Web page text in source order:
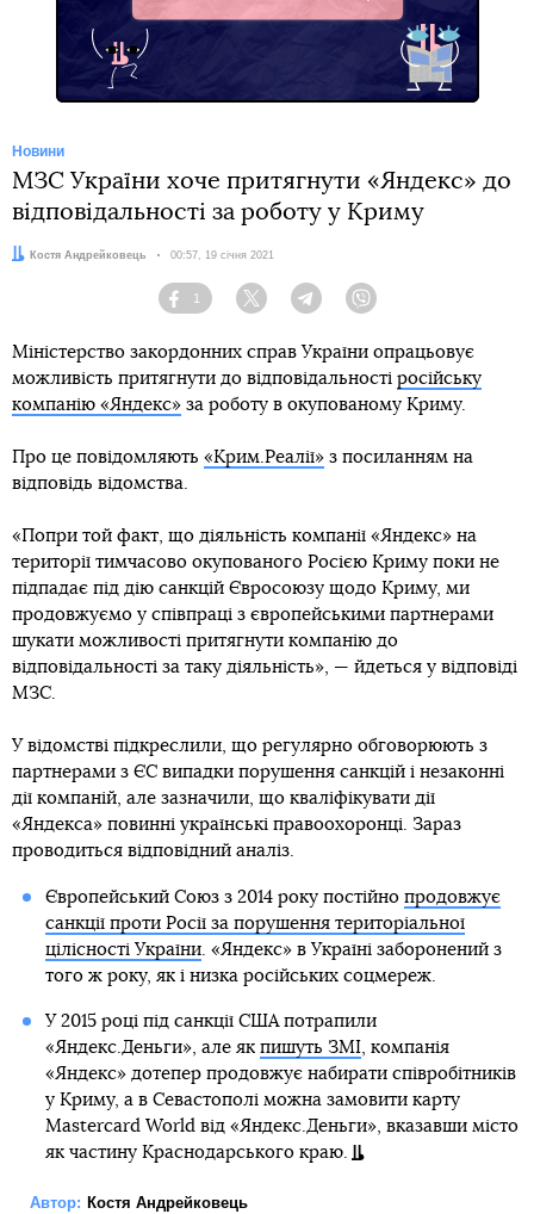
Новини
МЗС України хоче притягнути «Яндекс» до
відповідальності за роботу у Криму
Автор:Костя Андрейковець Дата:
00:57, 19 січня 2021
Facebook
1
Twitter TelegramViber
Міністерство закордонних справ України опрацьовує
можливість притягнути до відповідальності російську
компанію «Яндекс» за роботу в окупованому Криму.
Про це повідомляють «Крим.Реалії» з посиланням на
відповідь відомства.
«Попри той факт, що діяльність компанії «Яндекс» на
території тимчасово окупованого Росією Криму поки не
підпадає під дію санкцій Євросоюзу щодо Криму, ми
продовжуємо у співпраці з європейськими партнерами
шукати можливості притягнути компанію до
відповідальності за таку діяльність», — йдеться у відповіді
МЗС.
У відомстві підкреслили, що регулярно обговорюють з
партнерами з ЄС випадки порушення санкцій і незаконні
дії компаній, але зазначили, що кваліфікувати дії
«Яндекса» повинні українські правоохоронці. Зараз
проводиться відповідний аналіз.
Європейський Союз з 2014 року постійно продовжує
санкції проти Росії за порушення територіальної
цілісності України. «Яндекс» в Україні заборонений з
того ж року, як і низка російських соцмереж.
У 2015 році під санкції США потрапили
«Яндекс.Деньги», але як пишуть ЗМІ, компанія
«Яндекс» дотепер продовжує набирати співробітників
у Криму, а в Севастополі можна замовити карту
Mastercard World від «Яндекс.Деньги», вказавши місто
як частину Краснодарського краю.
Автор: Костя Андрейковець